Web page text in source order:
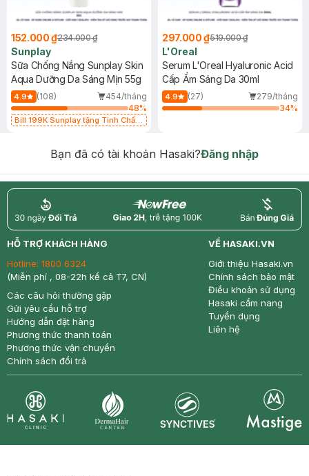
152.000 ₫234.000 ₫
Sunplay
Sữa Chống Nắng Sunplay Skin
Aqua Dưỡng Da Sáng Mịn 55g
4.9 (108)
454/tháng
48%
Bill 199K Sunplay tặng Tinh Chất
297.000 ₫519.000 ₫
L'Oreal
Serum L'Oreal Hyaluronic Acid
Cấp Ẩm Sáng Da 30ml
4.9 (27)
279/tháng
34%
Bạn đã có tài khoản Hasaki?Đăng nhập
return nowfree price
HỖ TRỢ KHÁCH HÀNG
Hotline: 1800 6324
(Miễn phí , 08-22h kể cả T7, CN)
Các câu hỏi thường gặp
Gửi yêu cầu hỗ trợ
Hướng dẫn đặt hàng
Phương thức thanh toán
Phương thức vận chuyển
Chính sách đổi trả
VỀ HASAKI.VN
Giới thiệu Hasaki.vn
Chính sách bảo mật
Điều khoản sử dụng
Hasaki cẩm nang
Tuyển dụng
Liên hệ